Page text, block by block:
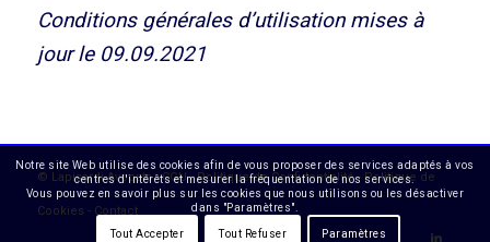
Conditions générales d’utilisation mises à
jour le 09.09.2021
© Lapisardi Avocats-CGU-Politique de Confidentialité- Politique de
Cookies - Contact
Notre site Web utilise des cookies afin de vous proposer des services adaptés à vos
centres d'intérêts et mesurer la fréquentation de nos services.
Vous pouvez en savoir plus sur les cookies que nous utilisons ou les désactiver
dans "Paramètres".
Tout Accepter Tout Refuser Paramètres